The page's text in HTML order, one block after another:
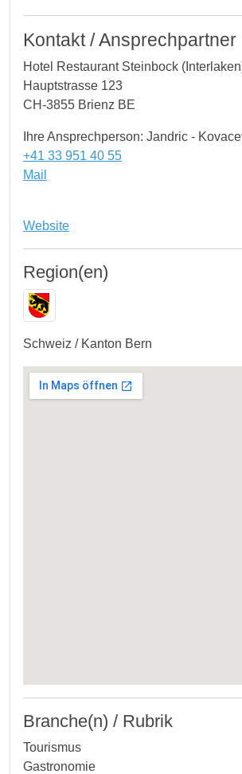
Kontakt / Ansprechpartner
Hotel Restaurant Steinbock
Hauptstrasse 123
CH-3855 Brienz BE
Ihre Ansprechperson: Jandric -
+41 33 951 40 55
Mail
Website
Region(en)
Schweiz / Kanton Bern
Branche(n) / Rubrik
Tourismus
Gastronomie